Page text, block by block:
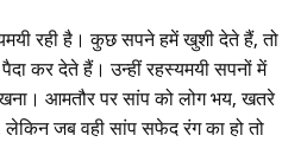
रही है। कुछ सपने हमें खुशी देते हैं, तो
कर देते हैं। उन्हीं रहस्यमयी सपनों में
आमतौर पर सांप को लोग भय, खतरे
जब वही सांप सफेद रंग का हो तो